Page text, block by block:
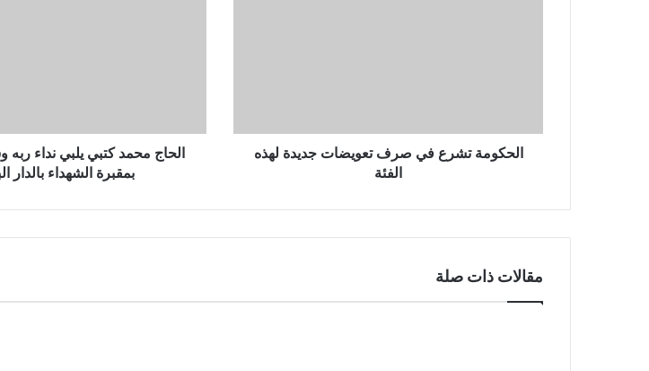
الحكومة تشرع في صرف تعويضات جديدة لهذه
الفئة
الحاج محمد كتبي يلبي نداء ربه
بمقبرة الشهداء بالدار
مقالات ذات صلة